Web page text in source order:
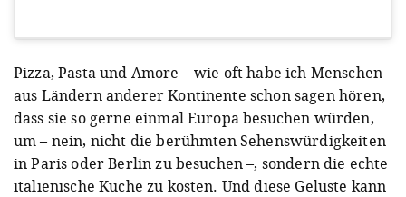
Pizza, Pasta und Amore – wie oft habe ich Menschen
aus Ländern anderer Kontinente schon sagen hören,
dass sie so gerne einmal Europa besuchen würden,
um – nein, nicht die berühmten Sehenswürdigkeiten
in Paris oder Berlin zu besuchen –, sondern die echte
italienische Küche zu kosten. Und diese Gelüste kann